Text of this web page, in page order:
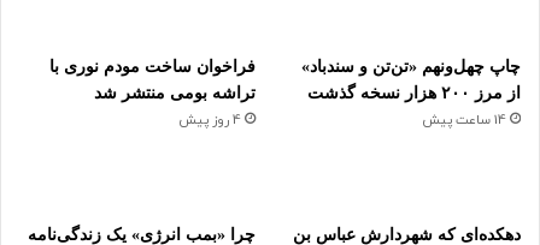
چاپ چهل‌ونهم «تن‌تن و سندباد»
از مرز ۲۰۰ هزار نسخه گذشت
14 ساعت پیش
فراخوان ساخت مودم نوری با
تراشه بومی منتشر شد
4 روز پیش
دهکده‌ای که شهردارش عباس بن
چرا «بمب انرژی» یک زندگی‌نامه